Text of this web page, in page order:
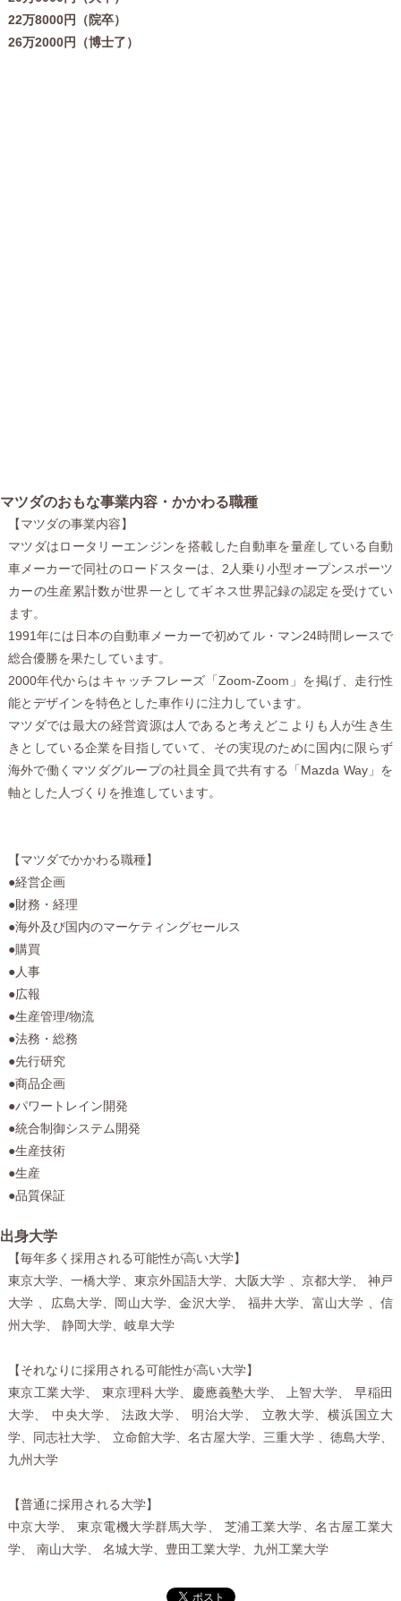
22万8000円（院卒）
26万2000円（博士了）
マツダのおもな事業内容・かかわる職種
【マツダの事業内容】
マツダはロータリーエンジンを搭載した自動車を量産している自動
車メーカーで同社のロードスターは、2人乗り小型オープンスポーツ
カーの生産累計数が世界一としてギネス世界記録の認定を受けてい
ます。
1991年には日本の自動車メーカーで初めてル・マン24時間レースで
総合優勝を果たしています。
2000年代からはキャッチフレーズ「Zoom-Zoom」を掲げ、走行性
能とデザインを特色とした車作りに注力しています。
マツダでは最大の経営資源は人であると考えどこよりも人が生き生
きとしている企業を目指していて、その実現のために国内に限らず
海外で働くマツダグループの社員全員で共有する「Mazda Way」を
軸とした人づくりを推進しています。
【マツダでかかわる職種】
●経営企画
●財務・経理
●海外及び国内のマーケティングセールス
●購買
●人事
●広報
●生産管理/物流
●法務・総務
●先行研究
●商品企画
●パワートレイン開発
●統合制御システム開発
●生産技術
●生産
●品質保証
出身大学
【毎年多く採用される可能性が高い大学】
東京大学、一橋大学、東京外国語大学、大阪大学 、京都大学、 神戸
大学 、広島大学、岡山大学、金沢大学、 福井大学、富山大学 、信
州大学、 静岡大学、岐阜大学
【それなりに採用される可能性が高い大学】
東京工業大学、 東京理科大学、慶應義塾大学、 上智大学、 早稲田
大学、 中央大学、 法政大学、 明治大学、 立教大学、横浜国立大
学、同志社大学、 立命館大学、名古屋大学、三重大学 、徳島大学、
九州大学
【普通に採用される大学】
中京大学、 東京電機大学群馬大学、 芝浦工業大学、名古屋工業大
学、 南山大学、 名城大学、豊田工業大学、九州工業大学